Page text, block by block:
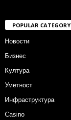
POPULAR CATEGORY
Новости
Бизнес
Култура
Уметност
Инфраструктура
Casino